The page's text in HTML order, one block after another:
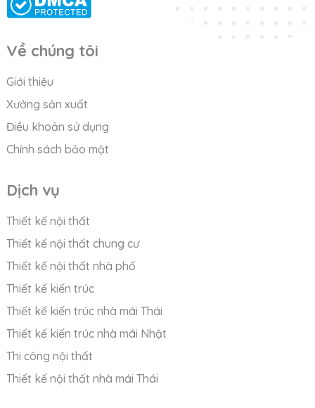
Về chúng tôi
Giới thiệu
Xưởng sản xuất
Điều khoản sử dụng
Chính sách bảo mật
Dịch vụ
Thiết kế nội thất
Thiết kế nội thất chung cư
Thiết kế nội thất nhà phố
Thiết kế kiến trúc
Thiết kế kiến trúc nhà mái Thái
Thiết kế kiến trúc nhà mái Nhật
Thi công nội thất
Thiết kế nội thất nhà mái Thái